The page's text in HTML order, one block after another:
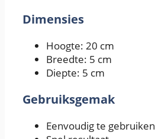
Dimensies
Hoogte: 20 cm
Breedte: 5 cm
Diepte: 5 cm
Gebruiksgemak
Eenvoudig te gebruiken